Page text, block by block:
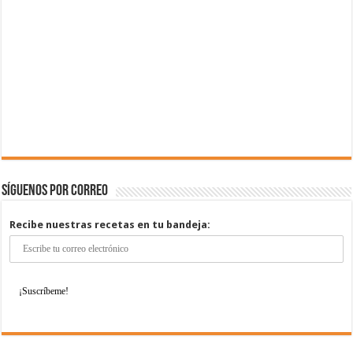
Síguenos por correo
Recibe nuestras recetas en tu bandeja: